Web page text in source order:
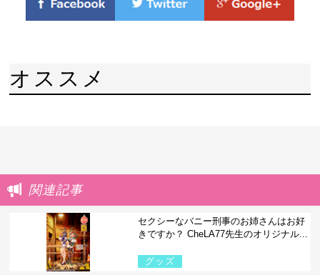
オススメ
関連記事
セクシーなバニー刑事のお姉さんはお好
きですか？ CheLA77先生のオリジナル...
グッズ